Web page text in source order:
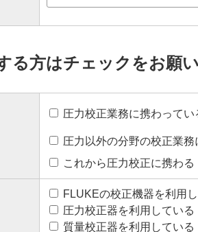
る方はチェックをお願い
圧力校正業務に携わってい
圧力以外の分野の校正業務
これから圧力校正に携わる
FLUKEの校正機器を利用
圧力校正器を利用している
質量校正器を利用している